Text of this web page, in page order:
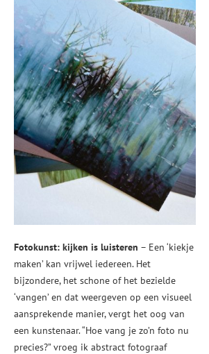
Fotokunst: kijken is luisteren – Een ‘kiekje
maken’ kan vrijwel iedereen. Het
bijzondere, het schone of het bezielde
‘vangen’ en dat weergeven op een visueel
aansprekende manier, vergt het oog van
een kunstenaar. “Hoe vang je zo’n foto nu
precies?” vroeg ik abstract fotograaf